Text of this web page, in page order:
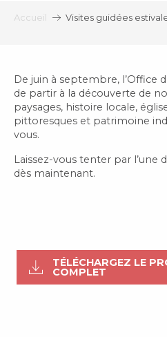
Accueil Visites guidées
De juin à septembre, l’Office
de partir à la découverte de
paysages, histoire locale,
pittoresques et patrimoine
vous.
Laissez-vous tenter par l’une
dès maintenant.
TÉLÉCHARGEZ LE
COMPLET